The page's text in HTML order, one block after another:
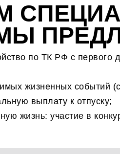
по ТК РФ с первого
жизненных событий
выплату к отпуску;
жизнь: участие в